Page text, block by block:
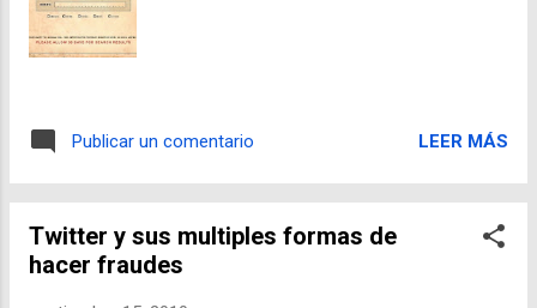
Publicar un comentario LEER MÁS
Twitter y sus multiples formas de
hacer fraudes